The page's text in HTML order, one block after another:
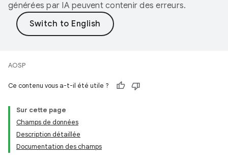
générées par IA peuvent contenir des erreurs.
AOSP
Ce contenu vous a-t-il été utile ?
Sur cette page
Champs de données
Description détaillée
Documentation des champs